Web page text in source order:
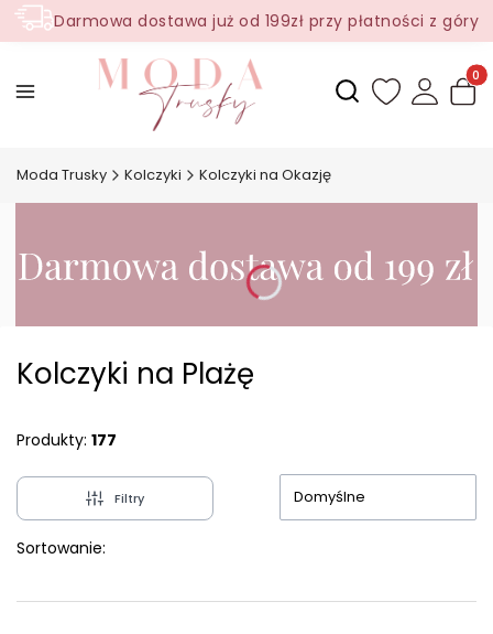
Darmowa dostawa już od 199zł przy płatności z góry
Otwórz
Moda Trusky Kolczyki Kolczyki na Okazję
Kolczyki na Plażę
Produkty: 177
Filtry
Sortowanie:
Domyślne